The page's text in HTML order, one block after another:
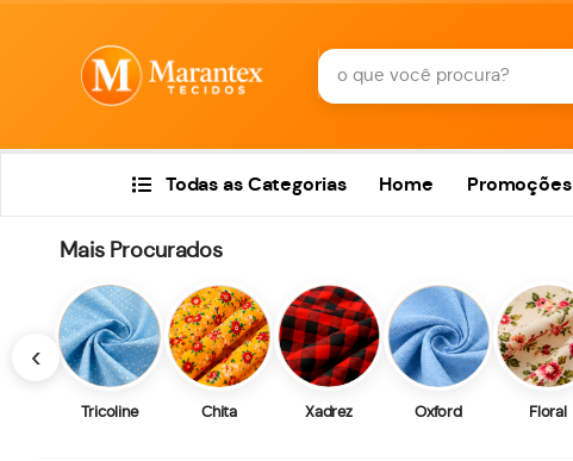
Todas as Categorias Home Promoções
‹
Mais Procurados
Tricoline Chita Xadrez Oxford Floral